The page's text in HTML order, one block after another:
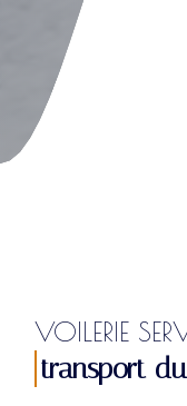
VOILERIE
transport